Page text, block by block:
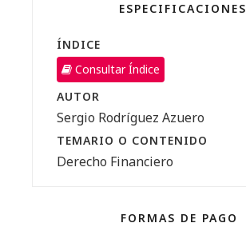
ESPECIFICACIONES
ÍNDICE
Consultar Índice
AUTOR
Sergio Rodríguez Azuero
TEMARIO O CONTENIDO
Derecho Financiero
FORMAS DE PAGO